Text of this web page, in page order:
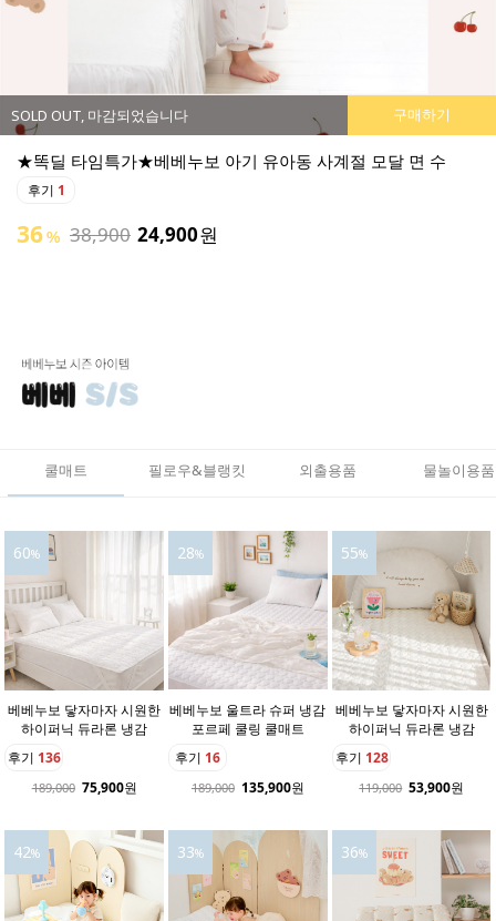
구매하기
절 모달 면 수
SOLD OUT, 마감되었습니다
★똑딜 타임특가★베베누보 소프트 부스
튜브로 폭신하고 활용도가 좋은 아기 의자 출시:)
49
쿨매트 필로우&블랭킷 외출용품 물놀이용품
60%
베베누보 닿자마자 시원한
하이퍼닉 듀라론 냉감
후기 136
189,000 75,900원
28%
베베누보 울트라 슈퍼 냉감
포르페 쿨링 쿨매트
후기 16
189,000 135,900원
55%
베베누보 닿자마자 시원한
하이퍼닉 듀라론 냉감
후기 128
119,000 53,900원
42% 33% 36%